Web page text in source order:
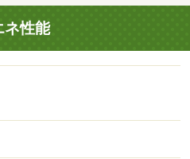
上階／敷金不要／防犯カメラ
照明付／全居室収納／オート
インクロゼット／保証人不要
／全居室フローリング／玄関
エアコン２台／ネット使用料
４時間換気システム／複層ガ
用／クロゼット３ヶ所／未入
ネ性能